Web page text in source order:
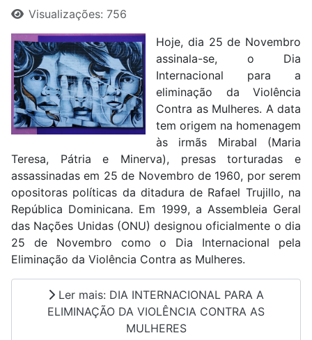
Visualizações: 756
Hoje, dia 25 de Novembro
assinala-se, o Dia
Internacional para a
eliminação da Violência
Contra as Mulheres. A data
tem origem na homenagem
às irmãs Mirabal (Maria
Teresa, Pátria e Minerva), presas torturadas e
assassinadas em 25 de Novembro de 1960, por serem
opositoras políticas da ditadura de Rafael Trujillo, na
República Dominicana. Em 1999, a Assembleia Geral
das Nações Unidas (ONU) designou oficialmente o dia
25 de Novembro como o Dia Internacional pela
Eliminação da Violência Contra as Mulheres.
Ler mais: DIA INTERNACIONAL PARA A
ELIMINAÇÃO DA VIOLÊNCIA CONTRA AS
MULHERES